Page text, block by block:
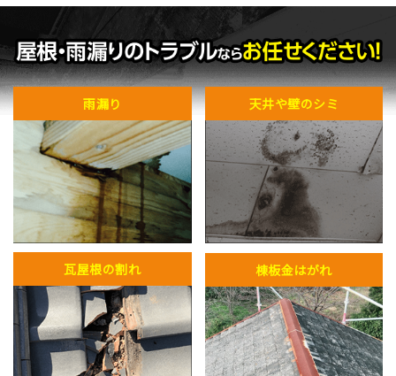
雨漏り 天井や壁のシミ
瓦屋根の割れ 棟板金はがれ